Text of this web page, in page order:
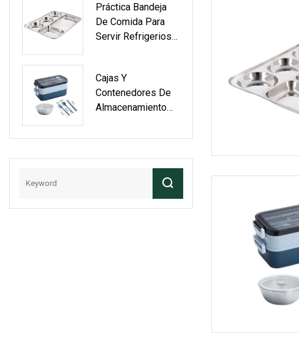
De Doble
Capacidad
Práctica Bandeja
De Comida Para
Servir Refrigerios
Cajas Y
Contenedores De
Almacenamiento
Antimanchas Para
Acero Inoxidable
Alimentos Con